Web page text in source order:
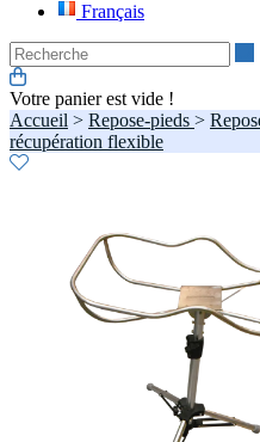
Français
Votre panier est vide !
Accueil > Repose-pieds >
récupération flexible